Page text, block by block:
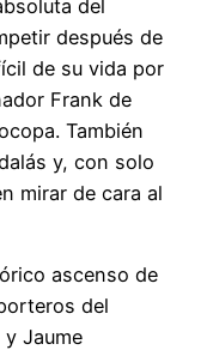
del
después de
de su vida por
Frank de
También
y, con solo
mirar de cara al
ascenso de
del
Jaume